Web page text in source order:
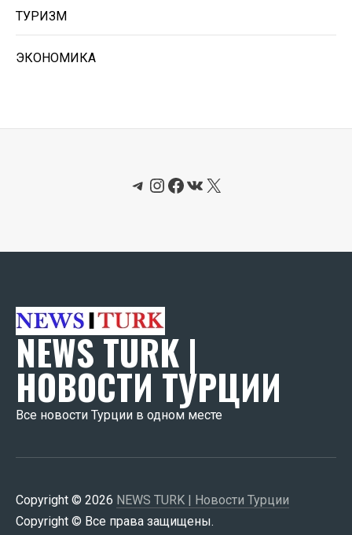
ТУРИЗМ
ЭКОНОМИКА
Telegram
Instagram
Facebook
ВКонтакте
X
NEWS TURK |
НОВОСТИ ТУРЦИИ
Все новости Турции в одном месте
Copyright © 2026 NEWS TURK | Новости Турции
Copyright © Все права защищены.